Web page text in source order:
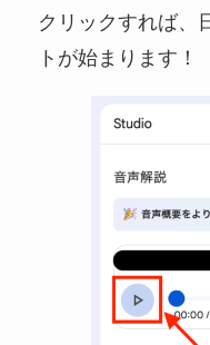
クリックすれば、
トが始まります！